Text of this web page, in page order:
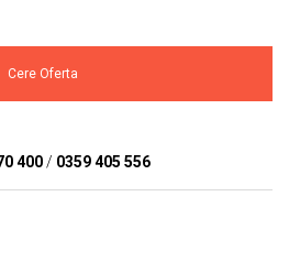
militară
Cere Oferta
400/ 0359 405 556